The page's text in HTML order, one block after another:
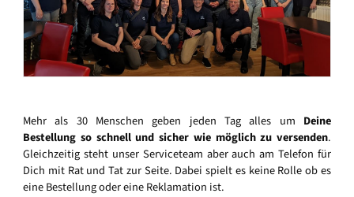
Mehr als 30 Menschen geben jeden Tag alles um Deine
Bestellung so schnell und sicher wie möglich zu versenden.
Gleichzeitig steht unser Serviceteam aber auch am Telefon für
Dich mit Rat und Tat zur Seite. Dabei spielt es keine Rolle ob es
eine Bestellung oder eine Reklamation ist.